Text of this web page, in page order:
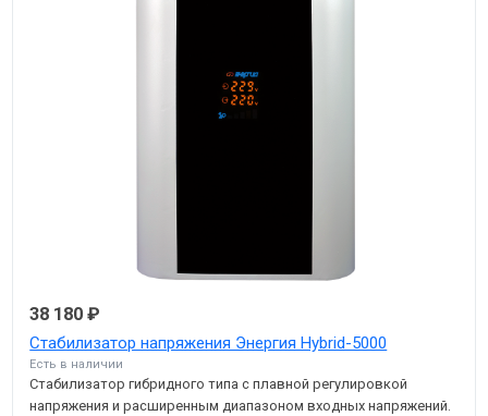
38 180 ₽
Стабилизатор напряжения Энергия Hybrid-5000
Есть в наличии
Стабилизатор гибридного типа с плавной регулировкой
напряжения и расширенным диапазоном входных напряжений.